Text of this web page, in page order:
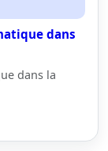
dans
dans la